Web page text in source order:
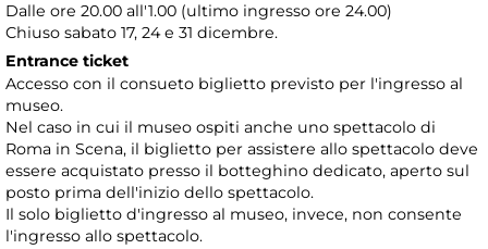
Dalle ore 20.00 all'1.00 (ultimo ingresso ore 24.00)
Chiuso sabato 17, 24 e 31 dicembre.
Entrance ticket
Accesso con il consueto biglietto previsto per l'ingresso al
museo.
Nel caso in cui il museo ospiti anche uno spettacolo di
Roma in Scena, il biglietto per assistere allo spettacolo deve
essere acquistato presso il botteghino dedicato, aperto sul
posto prima dell'inizio dello spettacolo.
Il solo biglietto d'ingresso al museo, invece, non consente
l'ingresso allo spettacolo.